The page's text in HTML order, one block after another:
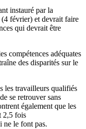
instauré par la
février) et devrait faire
qui devrait être
compétences adéquates
des disparités sur le
les travailleurs qualifiés
se retrouver sans
également que les
2,5 fois
ne le font pas.